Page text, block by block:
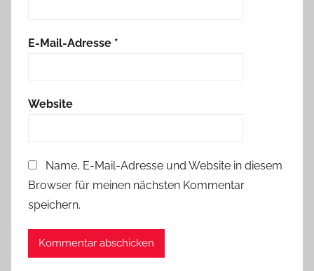
E-Mail-Adresse *
Website
Name, E-Mail-Adresse und Website in diesem
Browser für meinen nächsten Kommentar
speichern.